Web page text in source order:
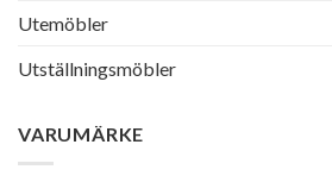
Utemöbler
Utställningsmöbler
VARUMÄRKE